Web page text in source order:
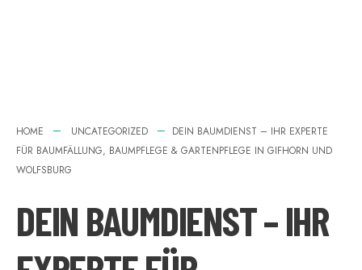
HOME UNCATEGORIZED
DEIN BAUMDIENST – IHR EXPERTE
FÜR BAUMFÄLLUNG, BAUMPFLEGE & GARTENPFLEGE IN GIFHORN UND
WOLFSBURG
DEIN BAUMDIENST – IHR